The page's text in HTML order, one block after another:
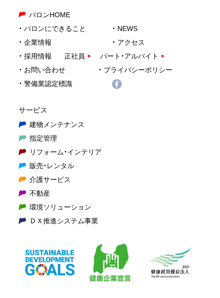
バロンHOME
バロンにできること
NEWS
企業情報
アクセス
採用情報
正社員
パート・アルバイト
お問い合わせ
プライバシーポリシー
警備業認定標識
サービス
建物メンテナンス
指定管理
リフォーム・インテリア
販売・レンタル
介護サービス
不動産
環境ソリューション
ＤＸ推進システム事業